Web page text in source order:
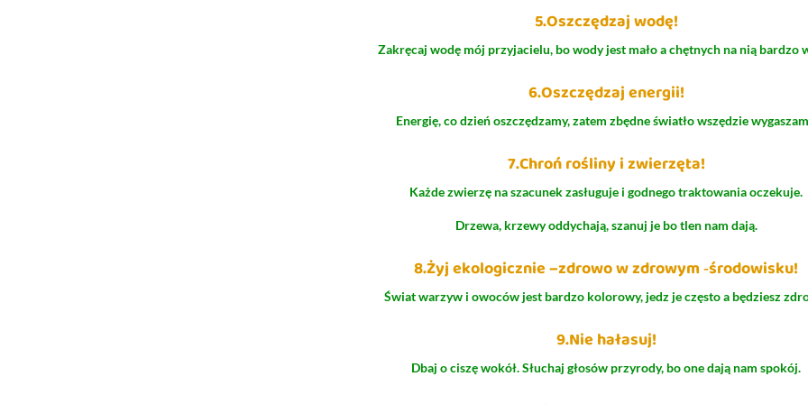
5.Oszczędzaj wodę!
Zakręcaj wodę mój przyjacielu, bo wody jest mało a chętnych na nią bardzo
6.Oszczędzaj energii!
Energię, co dzień oszczędzamy, zatem zbędne światło wszędzie
7.Chroń rośliny i zwierzęta!
Każde zwierzę na szacunek zasługuje i godnego traktowania oczekuje.
Drzewa, krzewy oddychają, szanuj je bo tlen nam dają.
8.Żyj ekologicznie –zdrowo w zdrowym ‑środowisku!
Świat warzyw i owoców jest bardzo kolorowy, jedz je często a będziesz
9.Nie hałasuj!
Dbaj o ciszę wokół. Słuchaj głosów przyrody, bo one dają nam spokój.